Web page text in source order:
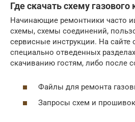
Где скачать схему газового
Начинающие ремонтники часто
схемы, схемы соединений,
сервисные инструкции. На
специально отведенных
скачиванию гостям, либо после
Файлы для ремонта
Запросы схем и прошивок